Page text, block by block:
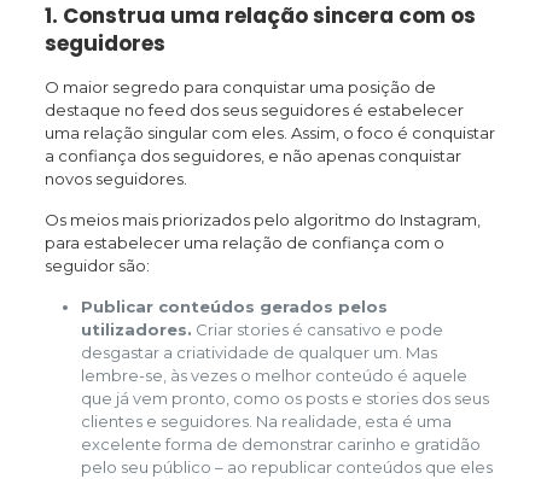
1. Construa uma relação sincera com os
seguidores
O maior segredo para conquistar uma posição de
destaque no feed dos seus seguidores é estabelecer
uma relação singular com eles. Assim, o foco é conquistar
a confiança dos seguidores, e não apenas conquistar
novos seguidores.
Os meios mais priorizados pelo algoritmo do Instagram,
para estabelecer uma relação de confiança com o
seguidor são:
Publicar conteúdos gerados pelos
utilizadores. Criar stories é cansativo e pode
desgastar a criatividade de qualquer um. Mas
lembre-se, às vezes o melhor conteúdo é aquele
que já vem pronto, como os posts e stories dos seus
clientes e seguidores. Na realidade, esta é uma
excelente forma de demonstrar carinho e gratidão
pelo seu público – ao republicar conteúdos que eles